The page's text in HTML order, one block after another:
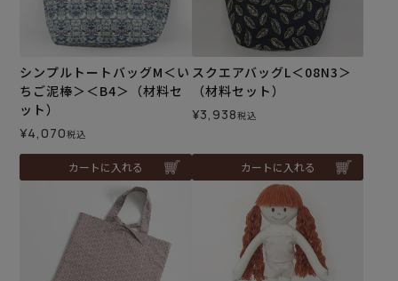
シンプルトートバッグM＜い
ちご泥棒＞＜B4＞（材料セ
ット）
¥4,070税込
カートに入れる
スクエアバッグL＜08N3＞
（材料セット）
¥3,938税込
カートに入れる